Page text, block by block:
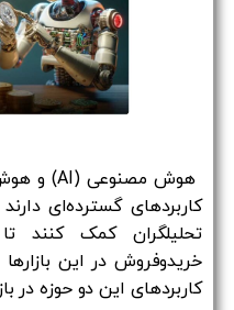
کاربردهای گسترده‌ای
تحلیلگران کمک کنند
خریدوفروش در این
کاربردهای این دو حوزه در